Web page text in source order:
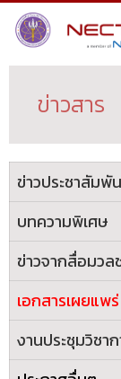
ข่าวสาร
ข่าวประชาสัมพั
บทความพิเศษ
ข่าวจากสื่อมวล
เอกสารเผยแพร่
งานประชุมวิชา